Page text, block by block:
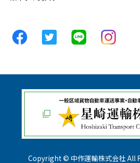
Copyright © 中作運輸株式会社 All